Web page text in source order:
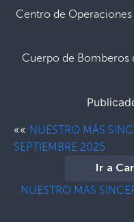
Centro de
Cuerpo de Bomberos
«« NUESTRO MÁS
SEPTIEMBRE 2025
Ir a
NUESTRO MÁS